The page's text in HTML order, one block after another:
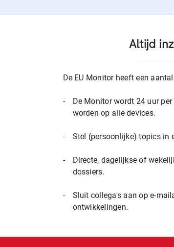
Altijd
De EU Monitor heeft een
-
De Monitor wordt 24 uur
worden op alle devices.
- Stel (persoonlijke) topics in
- Directe, dagelijkse of
dossiers.
-
Sluit collega's aan op e-
ontwikkelingen.